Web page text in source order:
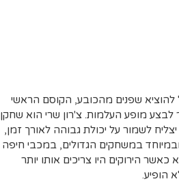
שפנים מהכובע, הקוסם הראשי
מופע העלמות. צ'רון שרי הוא שחקן
לשמור על יכולת גבוהה לאורך זמן,
ובמיוחד במשחקים הגדולים, במכבי חיפה
הירוקים היו צריכים אותו יותר
הופיע.